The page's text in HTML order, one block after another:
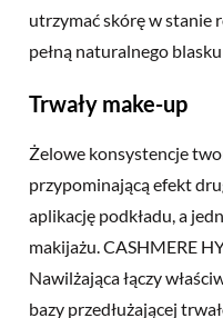
utrzymać skórę w stanie
pełną naturalnego blasku
Trwały make-up
Żelowe konsystencje
przypominającą efekt
aplikację podkładu, a
makijażu. CASHMERE
Nawilżająca łączy
bazy przedłużającej